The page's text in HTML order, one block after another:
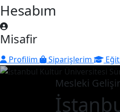
Hesabım
Misafir
Profilim Siparişlerim
Mesleki